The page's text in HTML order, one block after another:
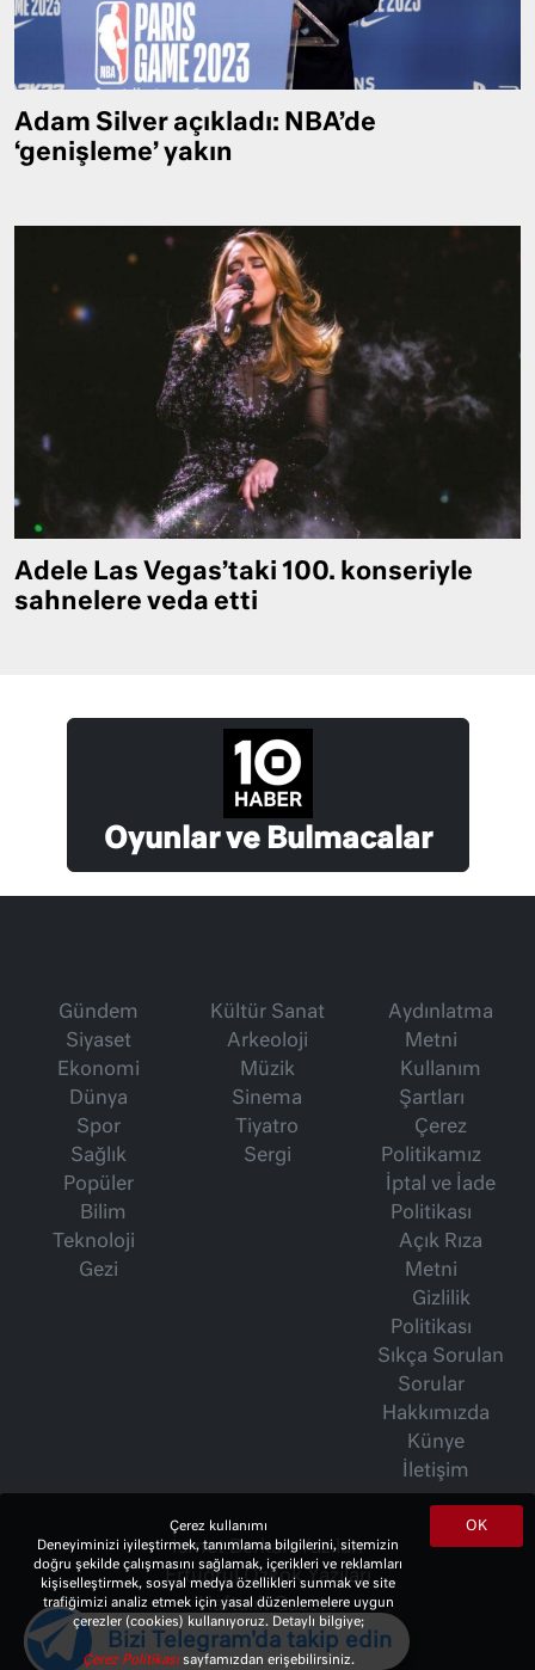
Adam Silver açıkladı: NBA’de
‘genişleme’ yakın
Adele Las Vegas’taki 100. konseriyle
sahnelere veda etti
Oyunlar ve Bulmacalar
Gündem
Siyaset
Ekonomi
Dünya
Spor
Sağlık
Popüler
Bilim
Teknoloji
Gezi
Kültür Sanat
Arkeoloji
Müzik
Sinema
Tiyatro
Sergi
Aydınlatma
Metni
Kullanım
Şartları
Çerez
Politikamız
İptal ve İade
Politikası
Açık Rıza
Metni
Gizlilik
Politikası
Sıkça Sorulan
Sorular
Hakkımızda
Künye
İletişim
İsmet Berkan Yazıları
Ertuğrul Özkök Yazıları
Haftalık Gazete
OK
Çerez kullanımı
Deneyiminizi iyileştirmek, tanımlama bilgilerini, sitemizin
doğru şekilde çalışmasını sağlamak, içerikleri ve reklamları
kişiselleştirmek, sosyal medya özellikleri sunmak ve site
trafiğimizi analiz etmek için yasal düzenlemelere uygun
çerezler (cookies) kullanıyoruz. Detaylı bilgiye;
Çerez Politikasısayfamızdan erişebilirsiniz.
Bizi Telegram'da takip edin